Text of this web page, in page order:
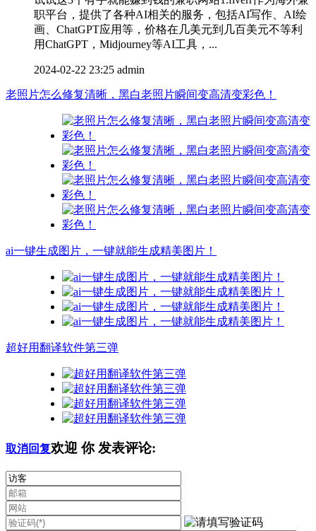
职平台，提供了各种AI相关的服务，包括AI写作、AI绘
画、ChatGPT应用等，价格在几美元到几百美元不等利
用ChatGPT，Midjourney等AI工具，...
2024-02-22 23:25 admin
老照片怎么修复清晰，黑白老照片瞬间变高清变彩色！
ai一键生成图片，一键就能生成精美图片！
超好用翻译软件第三弹
取消回复欢迎 你发表评论: